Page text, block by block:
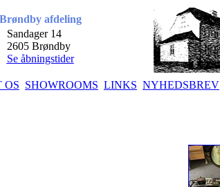
Brøndby afdeling
Sandager 14
2605 Brøndby
Se åbningstider
OS SHOWROOMS LINKS NYHEDSBREV